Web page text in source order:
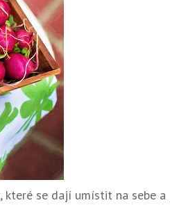
, které se dají umístit na sebe a